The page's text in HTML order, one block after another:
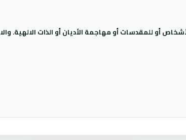
أو للمقدسات أو مهاجمة الأديان أو الذات الالهية.